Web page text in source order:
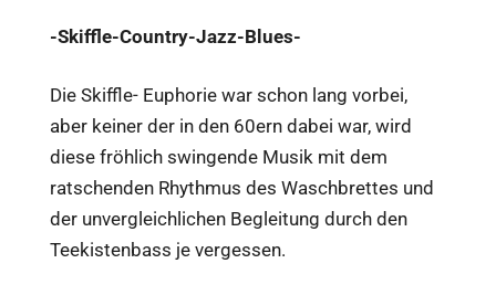
-Skiffle-Country-Jazz-Blues-
Die Skiffle- Euphorie war schon lang vorbei,
aber keiner der in den 60ern dabei war, wird
diese fröhlich swingende Musik mit dem
ratschenden Rhythmus des Waschbrettes und
der unvergleichlichen Begleitung durch den
Teekistenbass je vergessen.